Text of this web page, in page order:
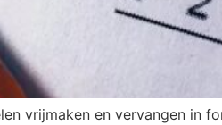
vrijmaken en vervangen in